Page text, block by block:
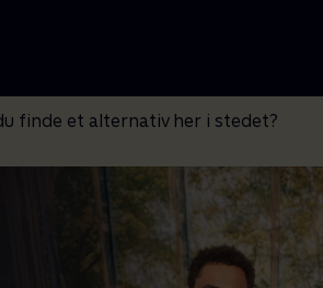
finde et alternativ her i stedet?